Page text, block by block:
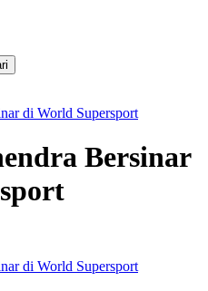
di World Supersport
Bersinar
di World Supersport